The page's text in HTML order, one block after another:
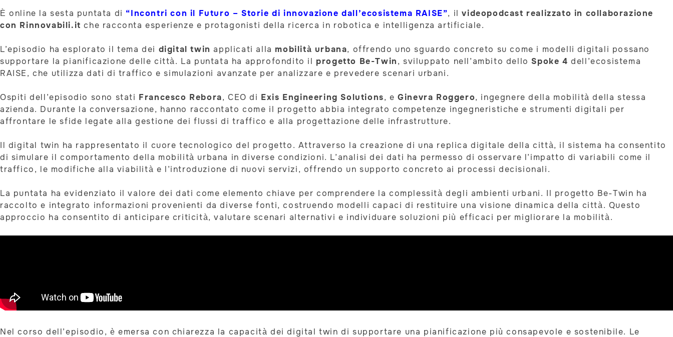
È online la sesta puntata di “Incontri con il Futuro – Storie di innovazione dall’ecosistema RAISE”, ilvideopodcast realizzato in collaborazione
con Rinnovabili.it che racconta esperienze e protagonisti della ricerca in robotica e intelligenza artificiale.
L’episodio ha esplorato il tema dei digital twin applicati alla mobilità urbana, offrendo uno sguardo concreto su come i modelli digitali possano
supportare la pianificazione delle città. La puntata ha approfondito il progetto Be-Twin, sviluppato nell’ambito delloSpoke 4 dell’ecosistema
RAISE, che utilizza dati di traffico e simulazioni avanzate per analizzare e prevedere scenari urbani.
Ospiti dell’episodio sono stati Francesco Rebora, CEO di Exis Engineering Solutions, eGinevra Roggero, ingegnere della mobilità della stessa
azienda. Durante la conversazione, hanno raccontato come il progetto abbia integrato competenze ingegneristiche e strumenti digitali per
affrontare le sfide legate alla gestione dei flussi di traffico e alla progettazione delle infrastrutture.
Il digital twin ha rappresentato il cuore tecnologico del progetto. Attraverso la creazione di una replica digitale della città, il sistema ha consentito
di simulare il comportamento della mobilità urbana in diverse condizioni. L’analisi dei dati ha permesso di osservare l’impatto di variabili come il
traffico, le modifiche alla viabilità e l’introduzione di nuovi servizi, offrendo un supporto concreto ai processi decisionali.
La puntata ha evidenziato il valore dei dati come elemento chiave per comprendere la complessità degli ambienti urbani. Il progetto Be-Twin ha
raccolto e integrato informazioni provenienti da diverse fonti, costruendo modelli capaci di restituire una visione dinamica della città. Questo
approccio ha consentito di anticipare criticità, valutare scenari alternativi e individuare soluzioni più efficaci per migliorare la mobilità.
Nel corso dell’episodio, è emersa con chiarezza la capacità dei digital twin di supportare una pianificazione più consapevole e sostenibile. Le